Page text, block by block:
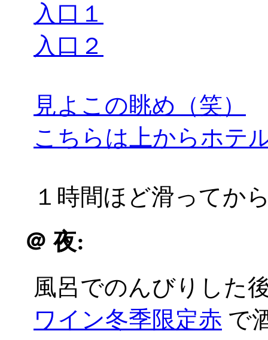
入口１
入口２
見よこの眺め（笑）
こちらは上からホテ
１時間ほど滑ってか
＠ 夜:
風呂でのんびりした
ワイン冬季限定赤 で